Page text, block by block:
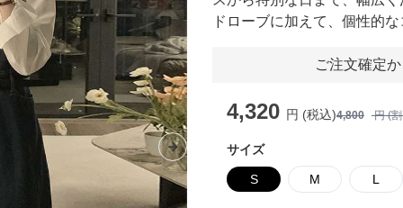
Next slide
ドローブに加えて、個性的
ご注文確定
4,320 円 (税込)4,800 円 (
サイズ
S M L